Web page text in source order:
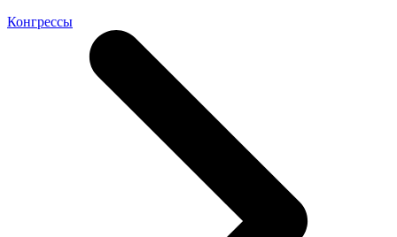
Конгрессы